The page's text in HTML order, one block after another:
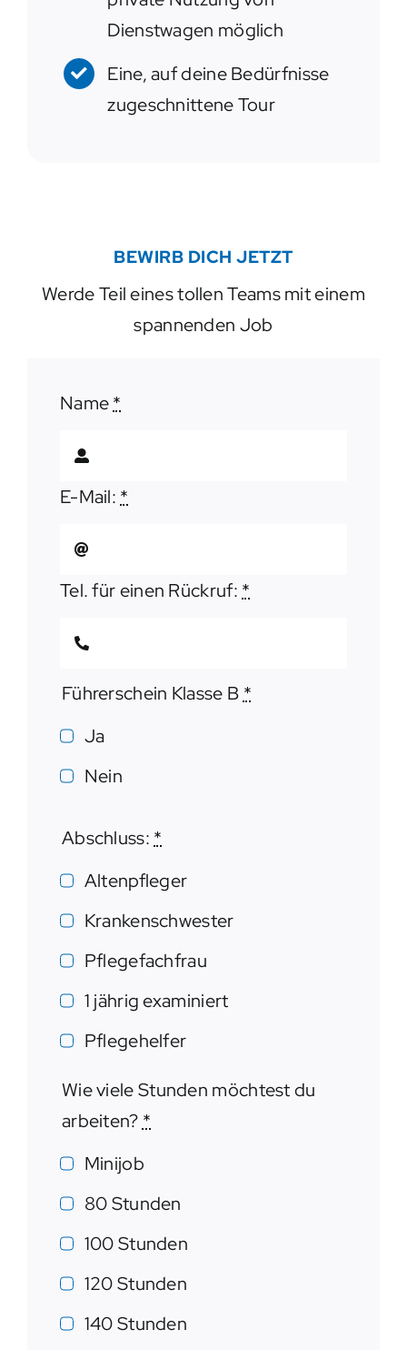
Dienstwagen möglich
Eine, auf deine Bedürfnisse
zugeschnittene Tour
BEWIRB DICH JETZT
Werde Teil eines tollen Teams mit einem
spannenden Job
Name*
E-Mail: *
Tel. für einen Rückruf: *
Führerschein Klasse B *
Ja
Nein
Abschluss: *
Altenpfleger
Krankenschwester
Pflegefachfrau
1 jährig examiniert
Pflegehelfer
Wie viele Stunden möchtest du
arbeiten? *
Minijob
80 Stunden
100 Stunden
120 Stunden
140 Stunden